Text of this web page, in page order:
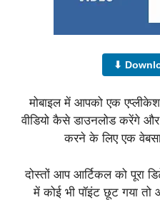
⬇
मोबाइल में आपको एक
वीडियो कैसे डाउनलोड करेंगे
करने के लिए एक
दोस्तों आप आर्टिकल को पूरा
में कोई भी पॉइंट छूट गया